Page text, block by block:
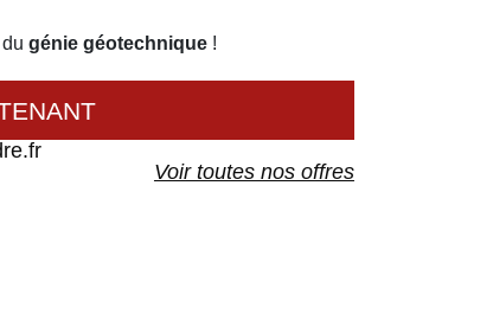
génie géotechnique!
Voir toutes nos offres